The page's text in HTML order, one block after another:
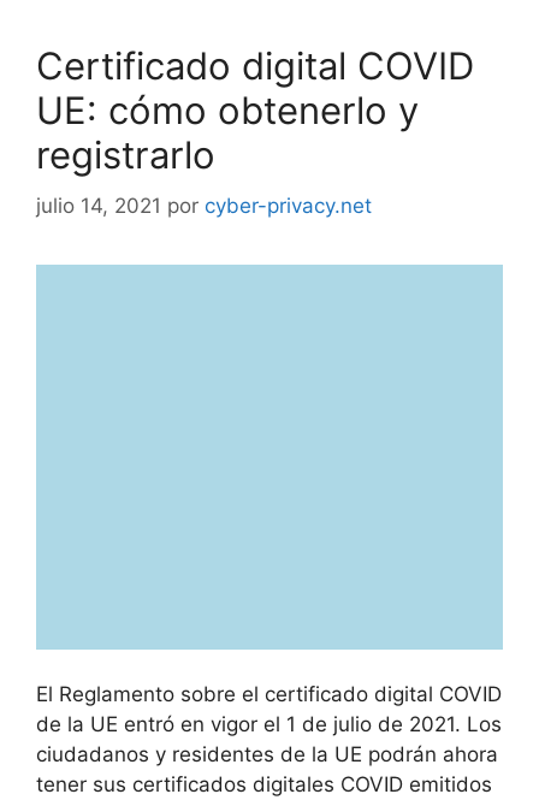
Certificado digital COVID
UE: cómo obtenerlo y
registrarlo
julio 14, 2021 por cyber-privacy.net
El Reglamento sobre el certificado digital COVID
de la UE entró en vigor el 1 de julio de 2021. Los
ciudadanos y residentes de la UE podrán ahora
tener sus certificados digitales COVID emitidos